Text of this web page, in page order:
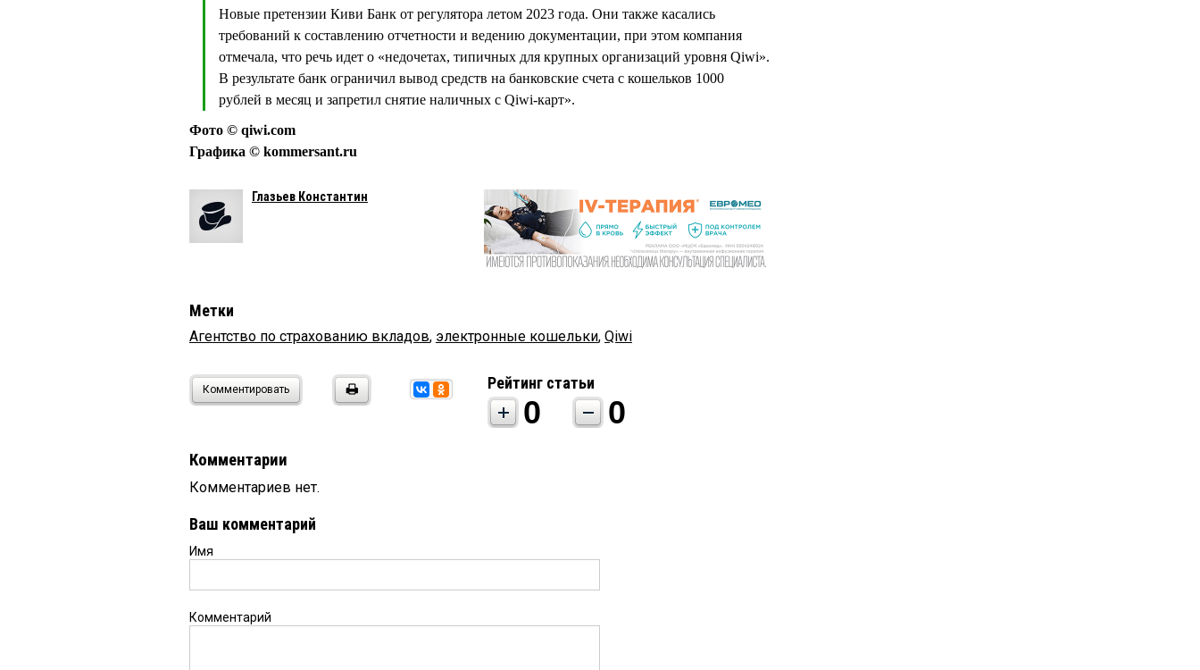
Новые претензии Киви Банк от регулятора летом 2023 года. Они также касались
требований к составлению отчетности и ведению документации, при этом компания
отмечала, что речь идет о «недочетах, типичных для крупных организаций уровня Qiwi».
В результате банк ограничил вывод средств на банковские счета с кошельков 1000
рублей в месяц и запретил снятие наличных с Qiwi-карт».
Фото © qiwi.com
Графика © kommersant.ru
Глазьев Константин
Метки
Агентство по страхованию вкладов, электронные кошельки, Qiwi
Комментировать Рейтинг статьи
0 0
Комментарии
Комментариев нет.
Ваш комментарий
Имя
Комментарий